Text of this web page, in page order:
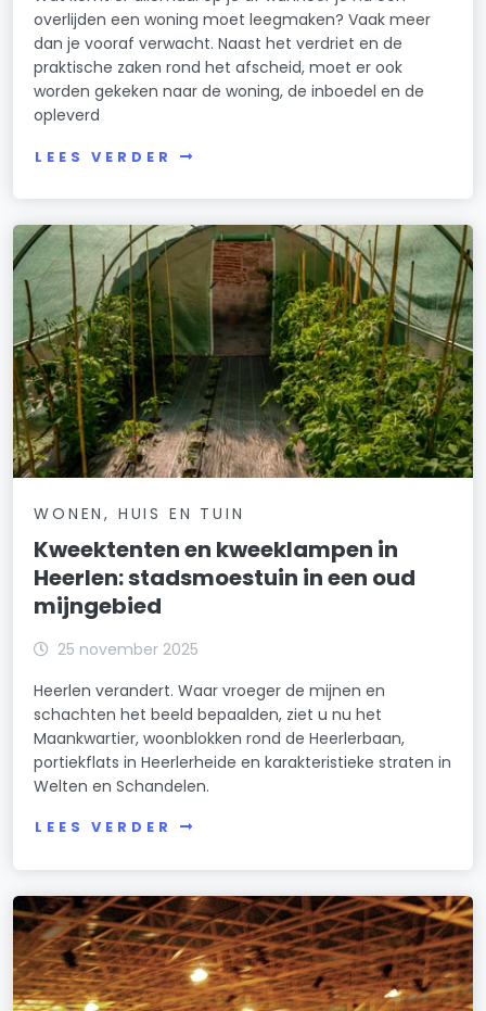
overlijden een woning moet leegmaken? Vaak meer
dan je vooraf verwacht. Naast het verdriet en de
praktische zaken rond het afscheid, moet er ook
worden gekeken naar de woning, de inboedel en de
opleverd
LEES VERDER
WONEN, HUIS EN TUIN
Kweektenten en kweeklampen in
Heerlen: stadsmoestuin in een oud
mijngebied
25 november 2025
Heerlen verandert. Waar vroeger de mijnen en
schachten het beeld bepaalden, ziet u nu het
Maankwartier, woonblokken rond de Heerlerbaan,
portiekflats in Heerlerheide en karakteristieke straten in
Welten en Schandelen.
LEES VERDER